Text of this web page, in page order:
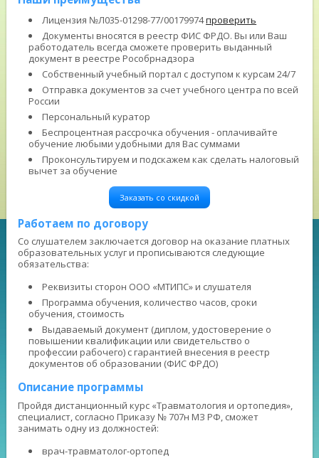
Лицензия №Л035-01298-77/00179974проверить
Документы вносятся в реестр ФИС ФРДО. Вы или Ваш
работодатель всегда сможете проверить выданный
документ в реестре Рособрнадзора
Собственный учебный портал с доступом к курсам 24/7
Отправка документов за счет учебного центра по всей
России
Персональный куратор
Беспроцентная рассрочка обучения - оплачивайте
обучение любыми удобными для Вас суммами
Проконсультируем и подскажем как сделать налоговый
вычет за обучение
Заказать со скидкой
Работаем по договору
Со слушателем заключается договор на оказание платных
образовательных услуг и прописываются следующие
обязательства:
Реквизиты сторон ООО «МТИПС» и слушателя
Программа обучения, количество часов, сроки
обучения, стоимость
Выдаваемый документ (диплом, удостоверение о
повышении квалификации или свидетельство о
профессии рабочего) с гарантией внесения в реестр
документов об образовании (ФИС ФРДО)
Описание программы
Пройдя дистанционный курс «Травматология и ортопедия»,
специалист, согласно Приказу № 707н МЗ РФ, сможет
занимать одну из должностей:
врач-травматолог-ортопед